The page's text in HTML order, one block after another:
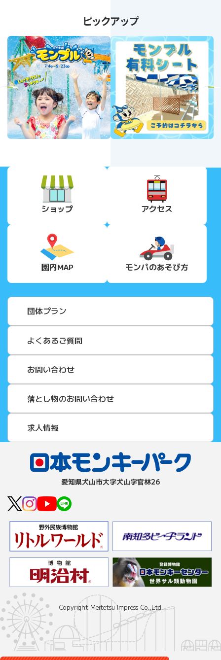
ピックアップ
Next
ショップ アクセス
園内MAP モンパのあそび方
団体プラン
よくあるご質問
お問い合わせ
落とし物のお問い合わせ
求人情報
愛知県⽝⼭市⼤字⽝⼭字官林26
Copyright Meitetsu Impress Co.,Ltd.